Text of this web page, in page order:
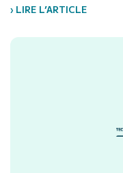
› LIRE L’ARTICLE